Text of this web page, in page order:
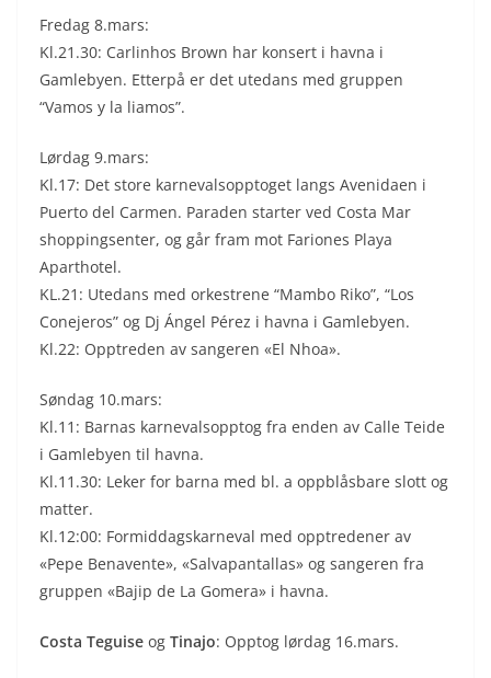
Fredag 8.mars:
Kl.21.30: Carlinhos Brown har konsert i havna i
Gamlebyen. Etterpå er det utedans med gruppen
“Vamos y la liamos”.
Lørdag 9.mars:
Kl.17: Det store karnevalsopptoget langs Avenidaen i
Puerto del Carmen. Paraden starter ved Costa Mar
shoppingsenter, og går fram mot Fariones Playa
Aparthotel.
KL.21: Utedans med orkestrene “Mambo Riko”, “Los
Conejeros” og Dj Ángel Pérez i havna i Gamlebyen.
Kl.22: Opptreden av sangeren «El Nhoa».
Søndag 10.mars:
Kl.11: Barnas karnevalsopptog fra enden av Calle Teide
i Gamlebyen til havna.
Kl.11.30: Leker for barna med bl. a oppblåsbare slott og
matter.
Kl.12:00: Formiddagskarneval med opptredener av
«Pepe Benavente», «Salvapantallas» og sangeren fra
gruppen «Bajip de La Gomera» i havna.
Costa Teguise og Tinajo: Opptog lørdag 16.mars.